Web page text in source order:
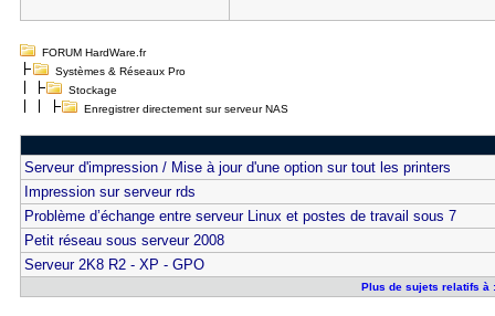
FORUM HardWare.fr
Systèmes & Réseaux Pro
Stockage
Enregistrer directement sur serveur NAS
Serveur d'impression / Mise à jour d'une option sur tout les printers
Impression sur serveur rds
Problème d’échange entre serveur Linux et postes de travail sous 7
Petit réseau sous serveur 2008
Serveur 2K8 R2 - XP - GPO
Plus de sujets relatifs à